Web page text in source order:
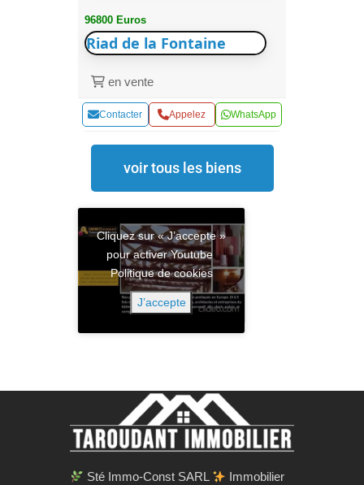
96800 Euros
Riad de la Fontaine
en vente
Contacter Appelez WhatsApp
voir tous les biens
Cliquez sur « J’accepte »
pour activer Youtube
Politique de cookies
J’accepte
Sté Immo-Const SARL
Immobilier